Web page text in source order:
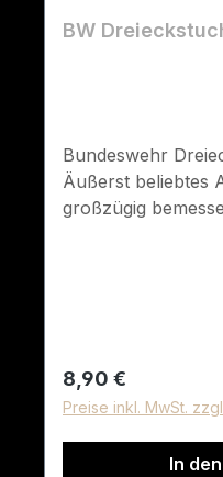
BW
Bundeswehr
Äußerst beliebtes
großzügig
Regulärer Preis:
8,90 €
Preise inkl. MwSt.
In